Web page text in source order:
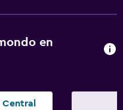
en